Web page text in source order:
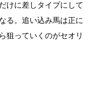
けに差しタイプにして
る。追い込み馬は正に
狙っていくのがセオリ